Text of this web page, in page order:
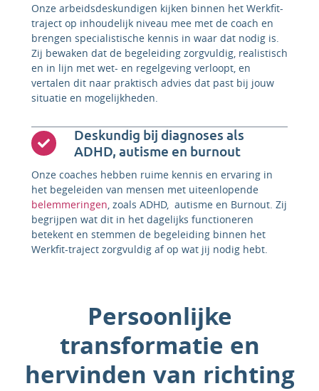
Onze arbeidsdeskundigen kijken binnen het Werkfit-
traject op inhoudelijk niveau mee met de coach en
brengen specialistische kennis in waar dat nodig is.
Zij bewaken dat de begeleiding zorgvuldig, realistisch
en in lijn met wet- en regelgeving verloopt, en
vertalen dit naar praktisch advies dat past bij jouw
situatie en mogelijkheden.
Deskundig bij diagnoses als
ADHD, autisme en burnout
Onze coaches hebben ruime kennis en ervaring in
het begeleiden van mensen met uiteenlopende
belemmeringen , zoals ADHD, autisme en Burnout. Zij
begrijpen wat dit in het dagelijks functioneren
betekent en stemmen de begeleiding binnen het
Werkfit-traject zorgvuldig af op wat jij nodig hebt.
Persoonlijke
transformatie en
hervinden van richting